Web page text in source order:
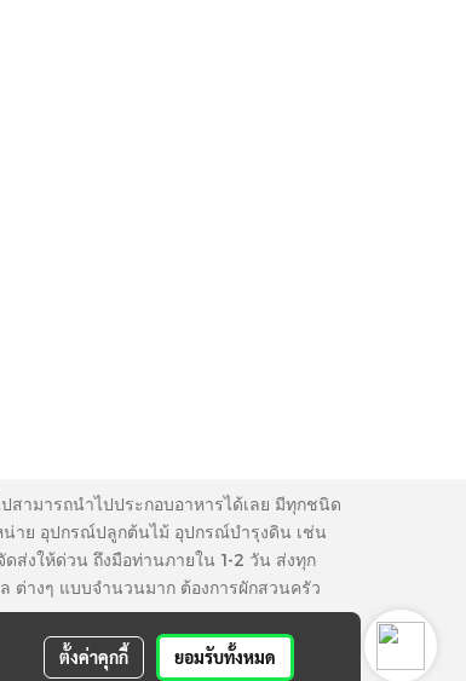
ามารถนำไปประกอบอาหารได้เลย มีทุกชนิด
น่าย อุปกรณ์ปลูกต้นไม้ อุปกรณ์บำรุงดิน เช่น
ส่งให้ด่วน ถึงมือท่านภายใน 1-2 วัน ส่งทุก
ต่างๆ แบบจำนวนมาก ต้องการผักสวนครัว
ตั้งค่าคุกกี้ ยอมรับทั้งหมด